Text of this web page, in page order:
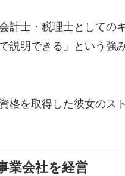
計士・税理士としての
説明できる」という強
格を取得した彼女のス
業会社を経営